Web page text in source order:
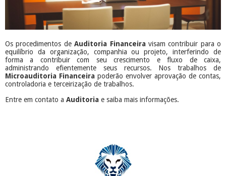
Os procedimentos deAuditoria Financeiravisam contribuir para o
equilíbrio da organização, companhia ou projeto, interferindo de
forma a contribuir com seu crescimento e fluxo de caixa,
administrando efientemente seus recursos. Nos trabalhos de
Microauditoria Financeira poderão envolver aprovação de contas,
controladoria e terceirização de trabalhos.
Entre em contato a Auditoria e saiba mais informações.